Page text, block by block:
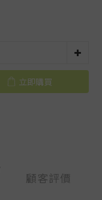
立即購買
顧客評價